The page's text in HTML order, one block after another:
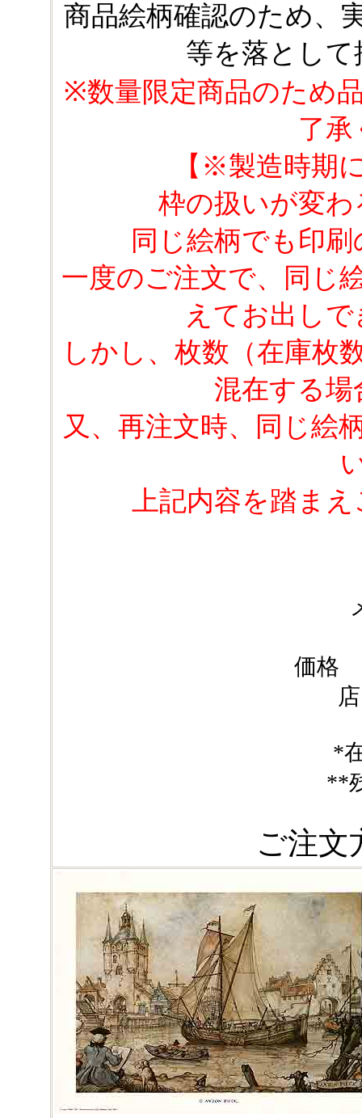
商品絵柄確認のため、
等を落とし
※数量限定商品のため
了
【※製造時期
枠の扱いが変
同じ絵柄でも印
一度のご注文で、同じ
えてお出し
しかし、枚数（在庫枚
混在する
又、再注文時、同じ絵
上記内容を踏ま
価格
*
**
ご注文